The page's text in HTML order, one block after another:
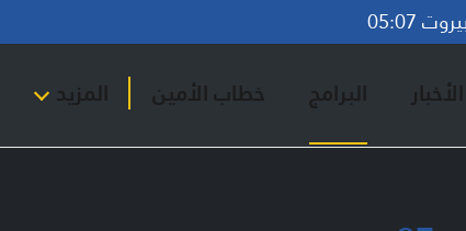
05:07
البرامج خطاب الأمين المزيد